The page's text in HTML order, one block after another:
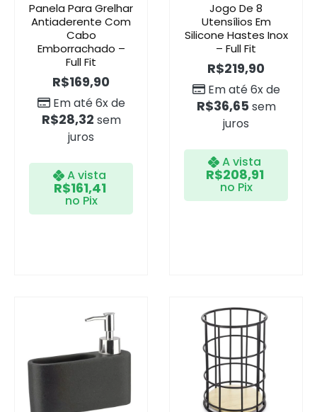
Panela Para Grelhar
Antiaderente Com
Cabo
Emborrachado –
Full Fit
R$169,90
Em até 6x de
R$28,32 sem
juros
A vista
R$161,41
no Pix
Jogo De 8
Utensílios Em
Silicone Hastes Inox
– Full Fit
R$219,90
Em até 6x de
R$36,65 sem
juros
A vista
R$208,91
no Pix